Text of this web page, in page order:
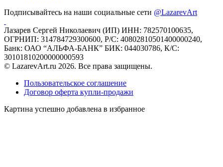
Подписывайтесь на наши социальные сети @LazarevArt
Лазарев Сергей Николаевич (ИП) ИНН: 782570100635,
ОГРНИП: 314784729300600, Р/С: 40802810501400000240,
Банк: ОАО “АЛЬФА-БАНК” БИК: 044030786, К/С:
30101810200000000593
© LazarevArt.ru 2026. Все права защищены.
Пользовательское соглашение
Договор оферта купли-продажи
Картина успешно добавлена в избранное